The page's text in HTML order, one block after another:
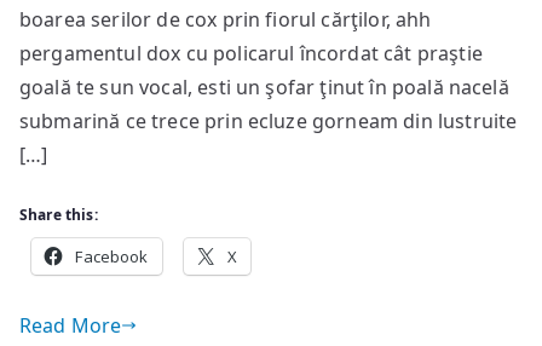
boarea serilor de cox prin fiorul cărţilor, ahh
pergamentul dox cu policarul încordat cât praştie
goală te sun vocal, esti un şofar ţinut în poală nacelă
submarină ce trece prin ecluze gorneam din lustruite
[…]
Share this:
Facebook X
Read More